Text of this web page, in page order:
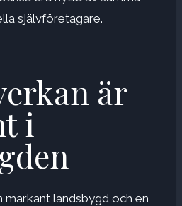
självföretagare.
är
i
markant landsbygd och en